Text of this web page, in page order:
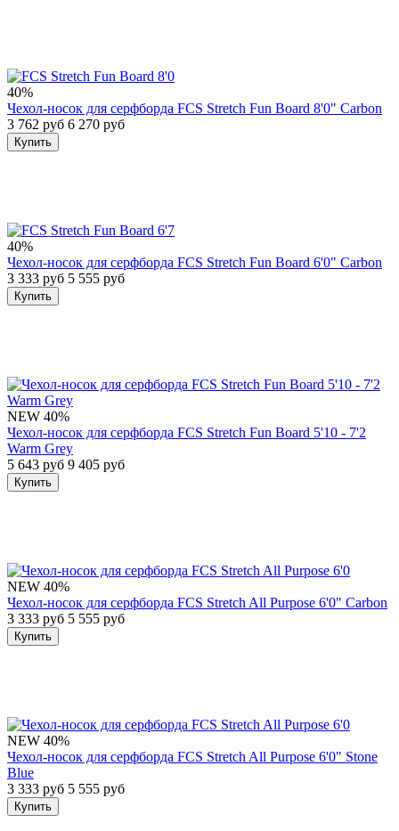
40%
Чехол-носок для серфборда FCS Stretch Fun Board 8'0" Carbon
3 762 руб 6 270 руб
Купить
40%
Чехол-носок для серфборда FCS Stretch Fun Board 6'0" Carbon
3 333 руб 5 555 руб
Купить
NEW 40%
Чехол-носок для серфборда FCS Stretch Fun Board 5'10 - 7'2
Warm Grey
5 643 руб 9 405 руб
Купить
NEW 40%
Чехол-носок для серфборда FCS Stretch All Purpose 6'0" Carbon
3 333 руб 5 555 руб
Купить
NEW 40%
Чехол-носок для серфборда FCS Stretch All Purpose 6'0" Stone
Blue
3 333 руб 5 555 руб
Купить